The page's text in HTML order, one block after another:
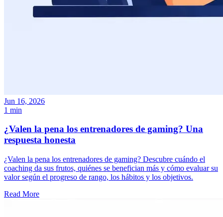
Jun 16, 2026
1 min
¿Valen la pena los entrenadores de gaming? Una
respuesta honesta
¿Valen la pena los entrenadores de gaming? Descubre cuándo el
coaching da sus frutos, quiénes se benefician más y cómo evaluar su
valor según el progreso de rango, los hábitos y los objetivos.
Read More